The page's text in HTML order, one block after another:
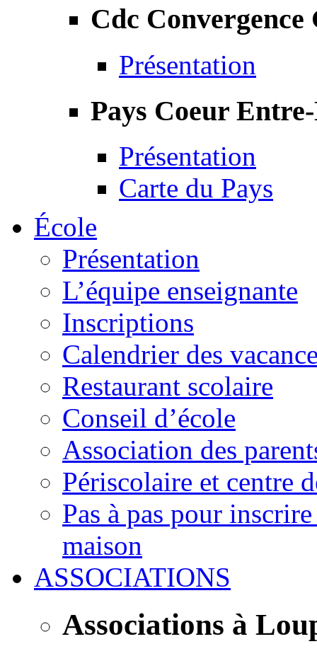
Cdc Convergence
Présentation
Pays Coeur
Présentation
Carte du Pays
École
Présentation
L’équipe enseignante
Inscriptions
Calendrier des
Restaurant scolaire
Conseil d’école
Association des
Périscolaire et centre
Pas à pas pour
maison
ASSOCIATIONS
Associations à